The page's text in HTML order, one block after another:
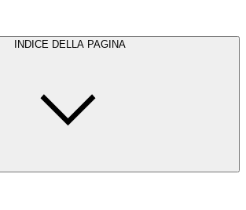
INDICE DELLA PAGINA